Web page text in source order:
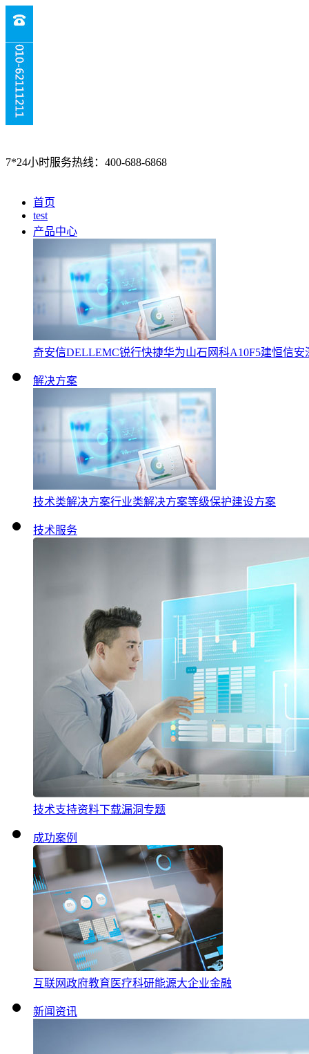
7*24小时服务热线：400-688-6868
首页
test
产品中心
奇安信DELLEMC锐行快捷华为山石网科A10F5建恒信安
解决方案
技术类解决方案行业类解决方案等级保护建设方案
技术服务
技术支持资料下载漏洞专题
成功案例
互联网政府教育 医疗科研能源大企业金融
新闻资讯